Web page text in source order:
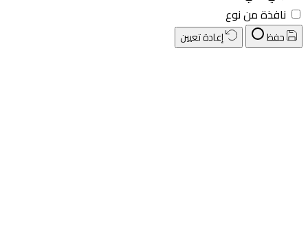
نافذة من نوع
حفظ إعادة تعيين